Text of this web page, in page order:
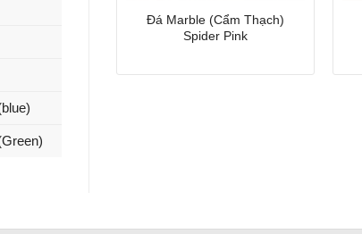
Đá Marble (Cẩm Thạch)
Spider Pink